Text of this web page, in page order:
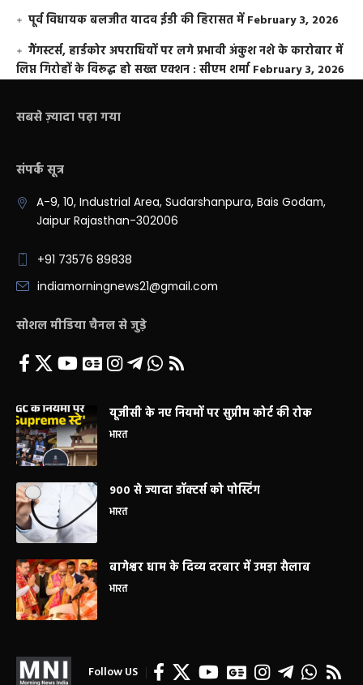
पूर्व विधायक बलजीत यादव ईडी की हिरासत में February 3, 2026
गैंगस्टर्स, हार्डकोर अपराधियों पर लगे प्रभावी अंकुश नशे के कारोबार में
लिप्त गिरोहों के विरूद्ध हो सख्त एक्शन : सीएम शर्मा February 3, 2026
सबसे ज़्यादा पढ़ा गया
संपर्क सूत्र
A-9, 10, Industrial Area, Sudarshanpura, Bais Godam,
Jaipur Rajasthan-302006
+91 73576 89838
indiamorningnews21@gmail.com
सोशल मीडिया चैनल से जुड़े
यूजीसी के नए नियमों पर सुप्रीम कोर्ट की रोक
भारत
900 से ज्यादा डॉक्टर्स को पोस्टिंग
भारत
बागेश्वर धाम के दिव्य दरबार में उमड़ा सैलाब
भारत
Follow US